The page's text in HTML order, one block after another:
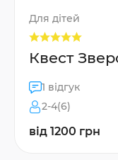
Для дітей
Квест
1 відгук
2-4(6)
від 1200 грн